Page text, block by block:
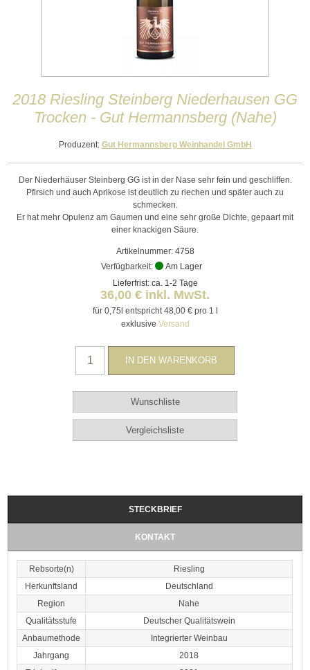
2018 Riesling Steinberg Niederhausen GG
Trocken - Gut Hermannsberg (Nahe)
Produzent: Gut Hermannsberg Weinhandel GmbH
Der Niederhäuser Steinberg GG ist in der Nase sehr fein und geschliffen.
Pfirsich und auch Aprikose ist deutlich zu riechen und später auch zu
schmecken.
Er hat mehr Opulenz am Gaumen und eine sehr große Dichte, gepaart mit
einer knackigen Säure.
Artikelnummer: 4758
Verfügbarkeit:
Am Lager
Lieferfrist: ca. 1-2 Tage
36,00 € inkl. MwSt.
für 0,75l entspricht 48,00 € pro 1 l
exklusive Versand
STECKBRIEF
KONTAKT
Rebsorte(n)
Riesling
Herkunftsland
Deutschland
Region
Nahe
Qualitätsstufe
Deutscher Qualitätswein
Anbaumethode
Integrierter Weinbau
Jahrgang
2018